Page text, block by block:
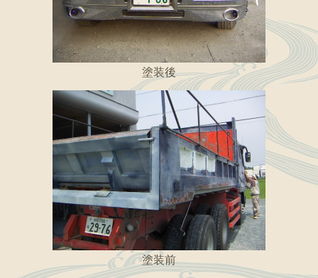
塗装後
塗装前